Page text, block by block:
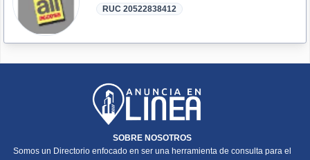
RUC 20522838412
SOBRE NOSOTROS
Somos un Directorio enfocado en ser una herramienta de consulta para el